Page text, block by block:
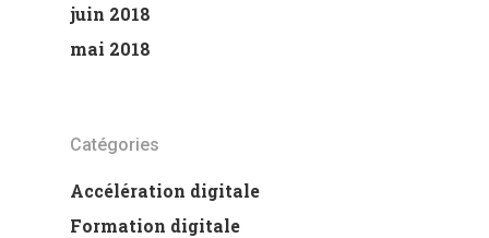
juin 2018
mai 2018
Catégories
Accélération digitale
Formation digitale